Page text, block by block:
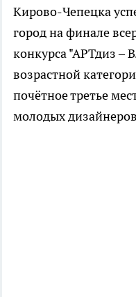
Кирово-Чепецка
город на финале
конкурса "АРТдиз –
возрастной
почётное третье
молодых